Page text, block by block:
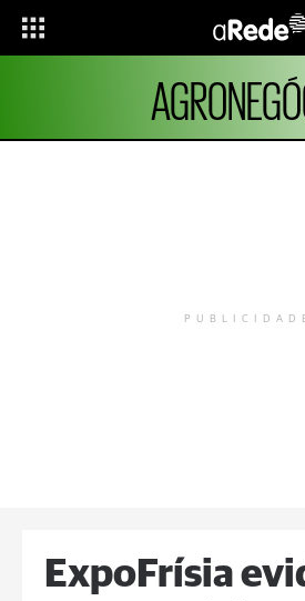
ExpoFrísia